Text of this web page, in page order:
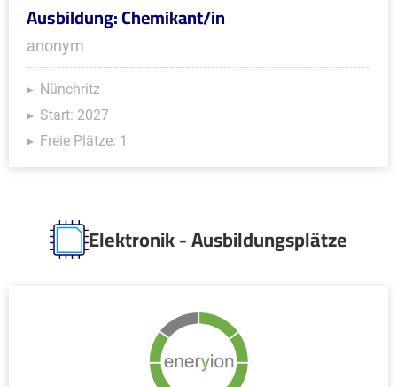
Ausbildung: Chemikant/in
anonym
Nünchritz
Start: 2027
Freie Plätze: 1
Elektronik - Ausbildungsplätze